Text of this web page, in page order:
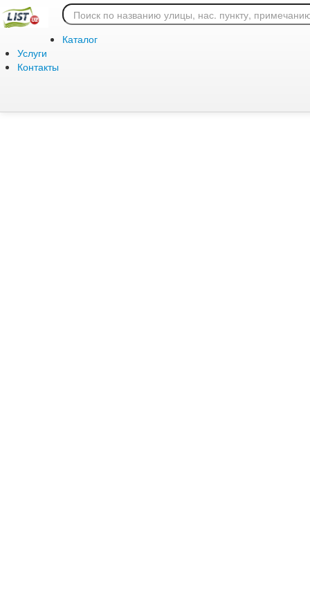
Каталог
Услуги
Контакты
Ошибка 404: страница